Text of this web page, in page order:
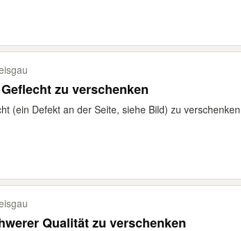
zu verschenken
(ein Defekt an der Seite, siehe Bild) zu
Qualität zu verschenken